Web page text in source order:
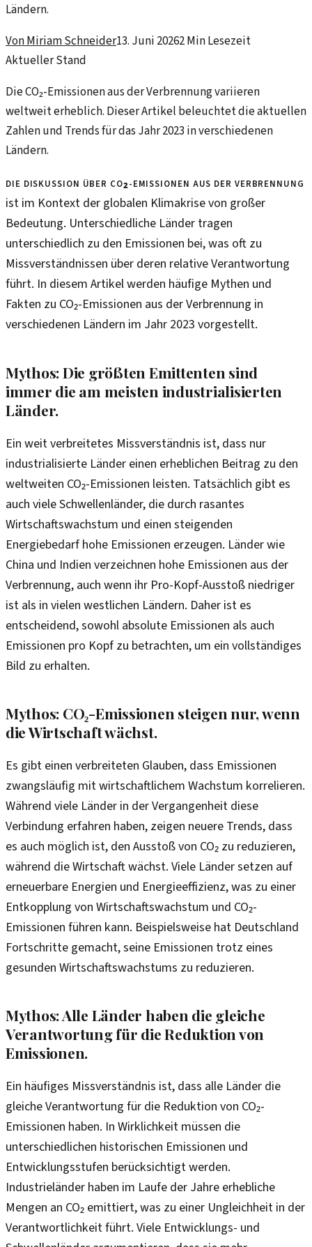
Ländern.
VonMiriam Schneider13. Juni 20262Min Lesezeit
Aktueller Stand
Die CO₂-Emissionen aus der Verbrennung variieren
weltweit erheblich. Dieser Artikel beleuchtet die aktuellen
Zahlen und Trends für das Jahr 2023 in verschiedenen
Ländern.
Die Diskussion über CO₂-Emissionen aus der Verbrennung
ist im Kontext der globalen Klimakrise von großer
Bedeutung. Unterschiedliche Länder tragen
unterschiedlich zu den Emissionen bei, was oft zu
Missverständnissen über deren relative Verantwortung
führt. In diesem Artikel werden häufige Mythen und
Fakten zu CO₂-Emissionen aus der Verbrennung in
verschiedenen Ländern im Jahr 2023 vorgestellt.
Mythos: Die größten Emittenten sind
immer die am meisten industrialisierten
Länder.
Ein weit verbreitetes Missverständnis ist, dass nur
industrialisierte Länder einen erheblichen Beitrag zu den
weltweiten CO₂-Emissionen leisten. Tatsächlich gibt es
auch viele Schwellenländer, die durch rasantes
Wirtschaftswachstum und einen steigenden
Energiebedarf hohe Emissionen erzeugen. Länder wie
China und Indien verzeichnen hohe Emissionen aus der
Verbrennung, auch wenn ihr Pro-Kopf-Ausstoß niedriger
ist als in vielen westlichen Ländern. Daher ist es
entscheidend, sowohl absolute Emissionen als auch
Emissionen pro Kopf zu betrachten, um ein vollständiges
Bild zu erhalten.
Mythos: CO₂-Emissionen steigen nur, wenn
die Wirtschaft wächst.
Es gibt einen verbreiteten Glauben, dass Emissionen
zwangsläufig mit wirtschaftlichem Wachstum korrelieren.
Während viele Länder in der Vergangenheit diese
Verbindung erfahren haben, zeigen neuere Trends, dass
es auch möglich ist, den Ausstoß von CO₂ zu reduzieren,
während die Wirtschaft wächst. Viele Länder setzen auf
erneuerbare Energien und Energieeffizienz, was zu einer
Entkopplung von Wirtschaftswachstum und CO₂-
Emissionen führen kann. Beispielsweise hat Deutschland
Fortschritte gemacht, seine Emissionen trotz eines
gesunden Wirtschaftswachstums zu reduzieren.
Mythos: Alle Länder haben die gleiche
Verantwortung für die Reduktion von
Emissionen.
Ein häufiges Missverständnis ist, dass alle Länder die
gleiche Verantwortung für die Reduktion von CO₂-
Emissionen haben. In Wirklichkeit müssen die
unterschiedlichen historischen Emissionen und
Entwicklungsstufen berücksichtigt werden.
Industrieländer haben im Laufe der Jahre erhebliche
Mengen an CO₂ emittiert, was zu einer Ungleichheit in der
Verantwortlichkeit führt. Viele Entwicklungs- und